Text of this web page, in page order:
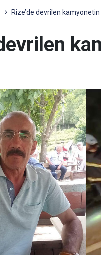
Rize’de devrilen